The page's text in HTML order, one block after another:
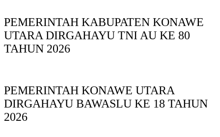
PEMERINTAH KABUPATEN KONAWE
UTARA DIRGAHAYU TNI AU KE 80
TAHUN 2026
PEMERINTAH KONAWE UTARA
DIRGAHAYU BAWASLU KE 18 TAHUN
2026